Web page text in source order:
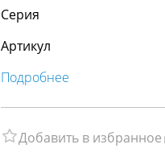
Серия
Артикул
Подробнее
Добавить в избранное